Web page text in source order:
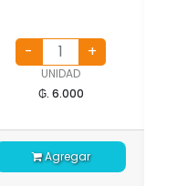
UNIDAD
₲. 6.000
Agregar